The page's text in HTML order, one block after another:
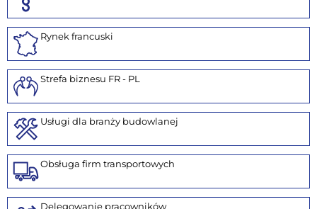
Rynek francuski
Strefa biznesu FR - PL
Usługi dla branży budowlanej
Obsługa firm transportowych
Delegowanie pracowników